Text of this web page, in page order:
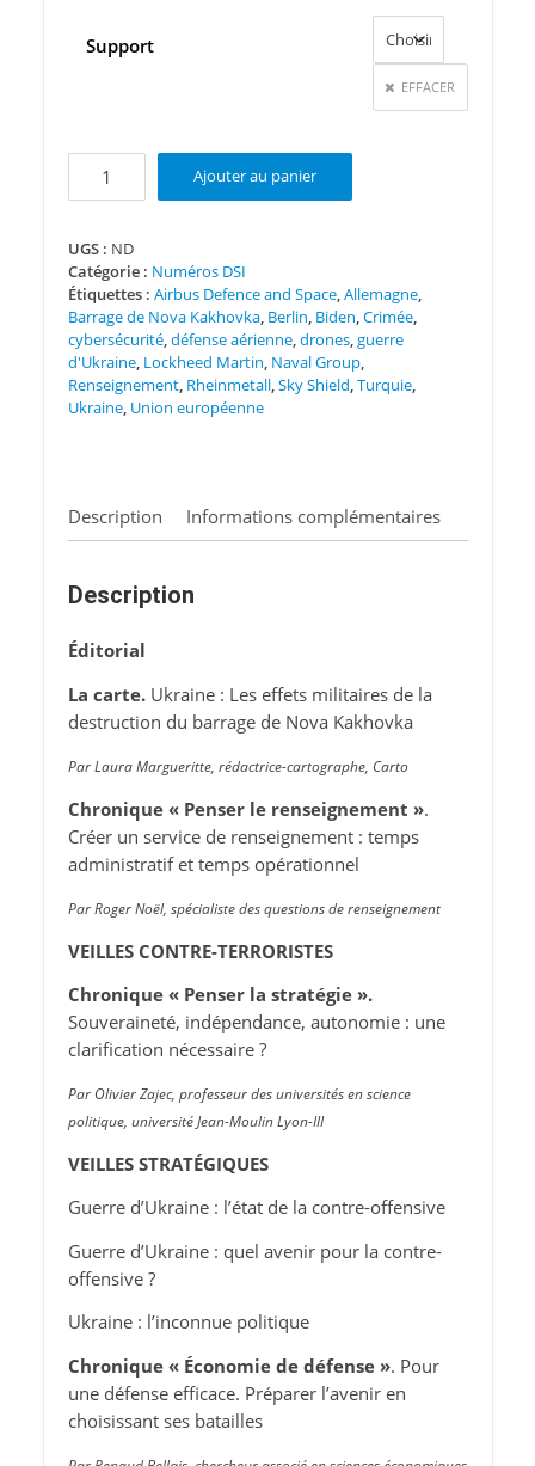
Support
EFFACER
quantité
N°
167
Ajouter au panier
UGS : ND
Catégorie : Numéros DSI
Étiquettes : Airbus Defence and Space,Allemagne,
Barrage de Nova Kakhovka, Berlin, Biden,Crimée,
cybersécurité,défense aérienne,drones,guerre
d'Ukraine, Lockheed Martin, Naval Group,
Renseignement, Rheinmetall,Sky Shield,Turquie,
Ukraine, Union européenne
Description Informations complémentaires
Description
Éditorial
La carte. Ukraine : Les effets militaires de la
destruction du barrage de Nova Kakhovka
Par Laura Margueritte, rédactrice-cartographe, Carto
Chronique « Penser le renseignement ».
Créer un service de renseignement : temps
administratif et temps opérationnel
Par Roger Noël, spécialiste des questions de renseignement
VEILLES CONTRE-TERRORISTES
Chronique « Penser la stratégie ».
Souveraineté, indépendance, autonomie : une
clarification nécessaire ?
Par Olivier Zajec, professeur des universités en science
politique, université Jean-Moulin Lyon-III
VEILLES STRATÉGIQUES
Guerre d’Ukraine : l’état de la contre-offensive
Guerre d’Ukraine : quel avenir pour la contre-
offensive ?
Ukraine : l’inconnue politique
Chronique « Économie de défense ». Pour
une défense efficace. Préparer l’avenir en
choisissant ses batailles